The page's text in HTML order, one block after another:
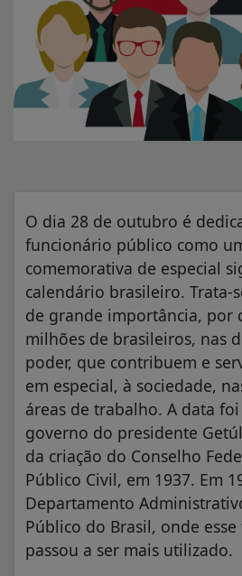
O dia 28 de outubro é
funcionário público como
comemorativa de especial
calendário brasileiro. Trata-
de grande importância, por
milhões de brasileiros, nas
poder, que contribuem e
em especial, à sociedade,
áreas de trabalho. A data
governo do presidente
da criação do Conselho
Público Civil, em 1937. Em
Departamento
Público do Brasil, onde
passou a ser mais utilizado.